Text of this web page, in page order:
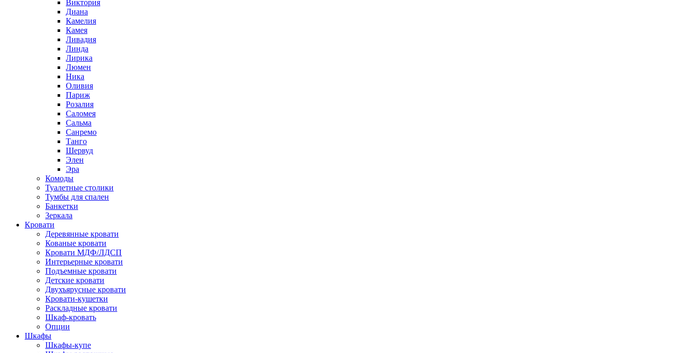
Виктория
Диана
Камелия
Камея
Ливадия
Линда
Лирика
Люмен
Ника
Оливия
Париж
Розалия
Саломея
Сальма
Санремо
Танго
Шервуд
Элен
Эра
Комоды
Туалетные столики
Тумбы для спален
Банкетки
Зеркала
Кровати
Деревянные кровати
Кованые кровати
Кровати МДФ/ЛДСП
Интерьерные кровати
Подъемные кровати
Детские кровати
Двухъярусные кровати
Кровати-кушетки
Раскладные кровати
Шкаф-кровать
Опции
Шкафы
Шкафы-купе